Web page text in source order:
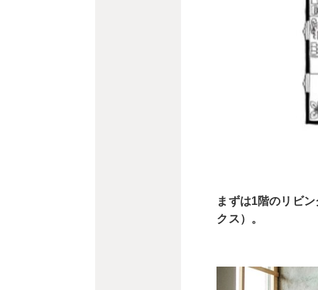
まずは1階のリビ
クス）。